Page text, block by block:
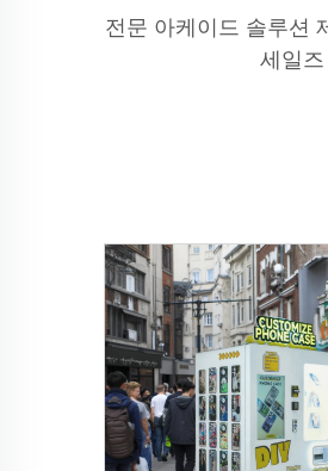
전문 아케이드 솔루션
세일